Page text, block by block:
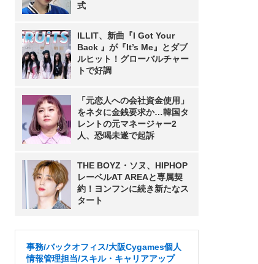
式
ILLIT、新曲『I Got Your
Back 』が『It’s Me』とダブ
ルヒット！グローバルチャー
トで好調
「元恋人への会社資金使用」
をネタに金銭要求か…韓国タ
レントの元マネージャー2
人、恐喝未遂で起訴
THE BOYZ・ソヌ、HIPHOP
レーベルAT AREAと専属契
約！ヨンフンに続き新たなス
タート
事務/バックオフィス/大阪Cygames個人
情報管理担当/スキル・キャリアアップ